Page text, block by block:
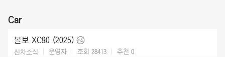
Car
볼보 XC90 (2025)
신차소식 운영자 조회 28413 추천 0